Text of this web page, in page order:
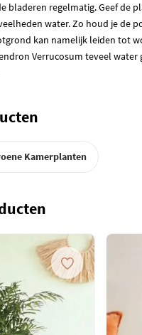
bladeren regelmatig. Geef de
water. Zo houd je de
kan namelijk leiden tot
Verrucosum teveel water
Kamerplanten